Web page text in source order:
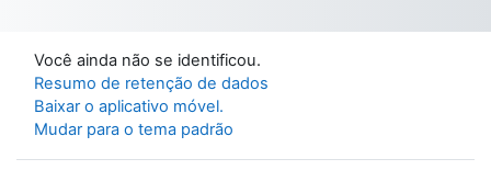
Você ainda não se identificou.
Resumo de retenção de dados
Baixar o aplicativo móvel.
Mudar para o tema padrão